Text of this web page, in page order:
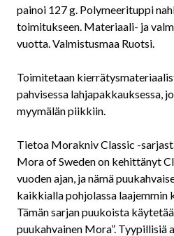
painoi 127 g. Polymeerituppi
toimitukseen. Materiaali- ja
vuotta. Valmistusmaa Ruotsi.
Toimitetaan
pahvisessa lahjapakkauksessa,
myymälän piikkiin.
Tietoa Morakniv Classic -
Mora of Sweden on kehittänyt
vuoden ajan, ja nämä
kaikkialla pohjolassa laajemmin
Tämän sarjan puukoista
puukahvainen Mora”.